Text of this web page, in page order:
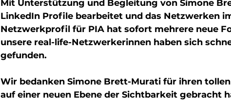
Mit Unterstützung und Begleitung von Simone
LinkedIn Profile bearbeitet und das Netzwerken
Netzwerkprofil für PIA hat sofort mehrere neue
unsere real-life-Netzwerkerinnen haben sich
gefunden.
Wir bedanken Simone Brett-Murati für ihren
auf einer neuen Ebene der Sichtbarkeit gebracht